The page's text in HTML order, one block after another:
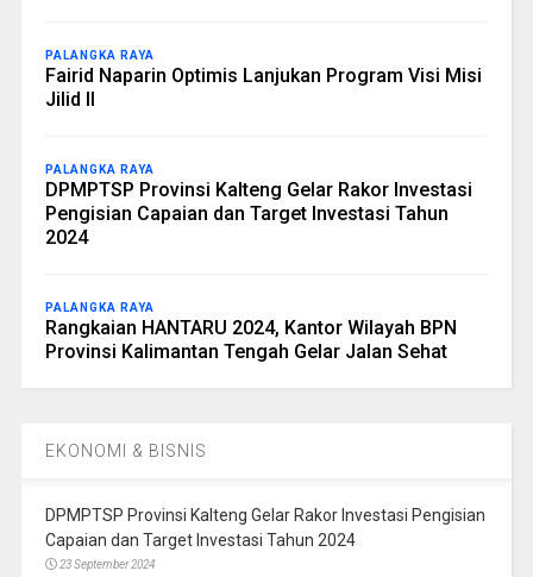
PALANGKA RAYA
Fairid Naparin Optimis Lanjukan Program Visi Misi
Jilid II
PALANGKA RAYA
DPMPTSP Provinsi Kalteng Gelar Rakor Investasi
Pengisian Capaian dan Target Investasi Tahun
2024
PALANGKA RAYA
Rangkaian HANTARU 2024, Kantor Wilayah BPN
Provinsi Kalimantan Tengah Gelar Jalan Sehat
EKONOMI & BISNIS
DPMPTSP Provinsi Kalteng Gelar Rakor Investasi Pengisian
Capaian dan Target Investasi Tahun 2024
23 September 2024